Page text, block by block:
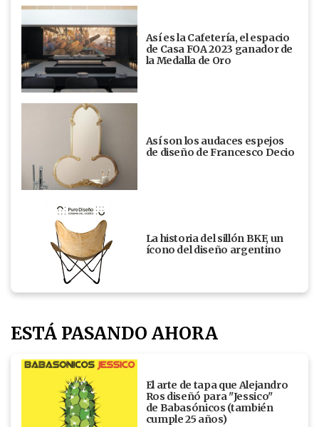
Así es la Cafetería, el espacio
de Casa FOA 2023 ganador de
la Medalla de Oro
Así son los audaces espejos
de diseño de Francesco Decio
La historia del sillón BKF, un
ícono del diseño argentino
ESTÁ PASANDO AHORA
El arte de tapa que Alejandro
Ros diseñó para "Jessico"
de Babasónicos (también
cumple 25 años)